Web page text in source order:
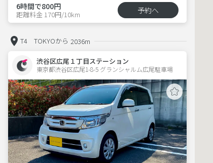
6時間で800円
距離料金 170円/10km 予約へ
T4 TOKYOから 2036m
渋谷区広尾１丁目ステーション
東京都渋谷区広尾1-8-5 グランシャルム広尾駐車場